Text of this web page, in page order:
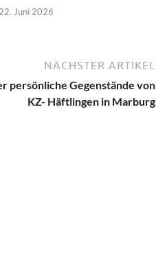
22. Juni 2026
NÄCHSTER ARTIKEL
persönliche Gegenstände von
KZ- Häftlingen in Marburg